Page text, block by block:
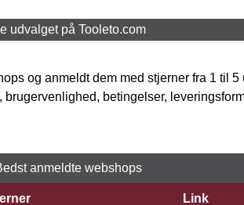
udvalget på Tooleto.com
og anmeldt dem med stjerner fra 1 til 5
betingelser,
anmeldte webshops
Link